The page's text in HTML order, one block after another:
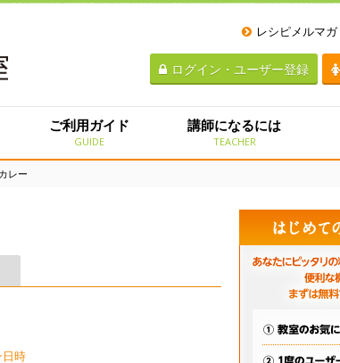
レシピメルマガ
ログイン・ユーザー登録
ご利用ガイド
GUIDE
講師になるには
TEACHER
レー
日時